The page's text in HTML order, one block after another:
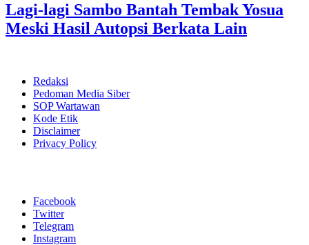
Lagi-lagi Sambo Bantah Tembak Yosua
Meski Hasil Autopsi Berkata Lain
Redaksi
Pedoman Media Siber
SOP Wartawan
Kode Etik
Disclaimer
Privacy Policy
Facebook
Twitter
Telegram
Instagram